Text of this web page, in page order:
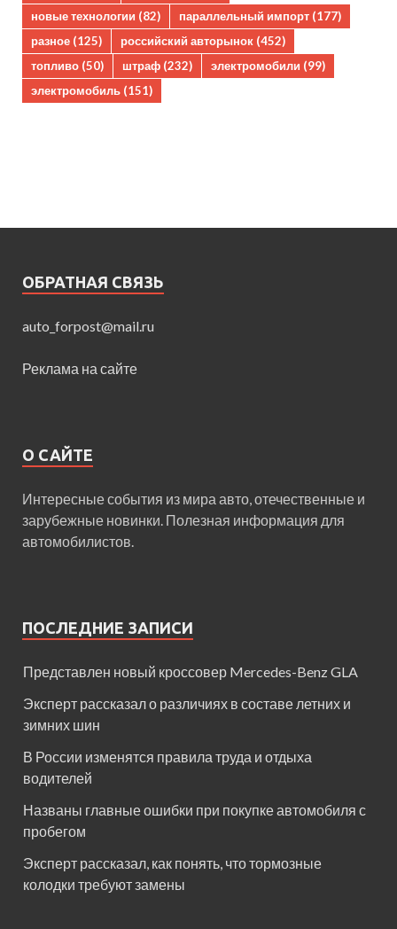
новые технологии (82) параллельный импорт (177)
разное (125) российский авторынок (452)
топливо (50) штраф (232) электромобили (99)
электромобиль (151)
ОБРАТНАЯ СВЯЗЬ
auto_forpost@mail.ru
Реклама на сайте
О САЙТЕ
Интересные события из мира авто, отечественные и
зарубежные новинки. Полезная информация для
автомобилистов.
ПОСЛЕДНИЕ ЗАПИСИ
Представлен новый кроссовер Mercedes-Benz GLA
Эксперт рассказал о различиях в составе летних и
зимних шин
В России изменятся правила труда и отдыха
водителей
Названы главные ошибки при покупке автомобиля с
пробегом
Эксперт рассказал, как понять, что тормозные
колодки требуют замены